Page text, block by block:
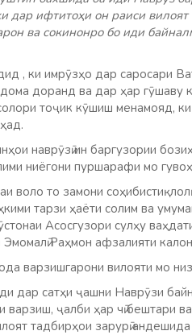
дар ифтитоҳи он раиси
ва сокинонро бо иди
, ки имрӯзҳо дар саросари
доранд ва дар ҳар гӯшаву
тоҷик кӯшиш менамояд,
наврӯзӣ ин баргузории
ниёгони пуршарафи мо
воло то замони
тарзи ҳаёти солим ва
Асосгузори сулҳу
Раҳмон афзалияти
варзишгарони вилояти мо
дар сатҳи ҷашни Наврӯзи
варзиш, ҷалби ҳар чӣ бештари
тадбирҳои зарурӣ